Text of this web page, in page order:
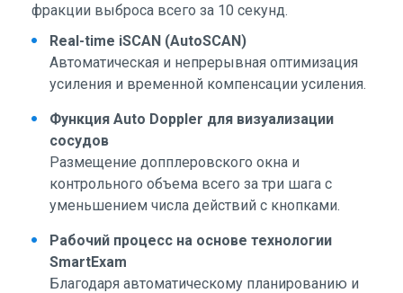
фракции выброса всего за 10 секунд.
Real-time iSCAN (AutoSCAN)
Автоматическая и непрерывная оптимизация
усиления и временной компенсации усиления.
Функция Auto Doppler для визуализации
сосудов
Размещение допплеровского окна и
контрольного объема всего за три шага с
уменьшением числа действий с кнопками.
Рабочий процесс на основе технологии
SmartExam
Благодаря автоматическому планированию и